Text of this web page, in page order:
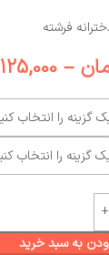
فرشته
–
125,000
به سبد خرید